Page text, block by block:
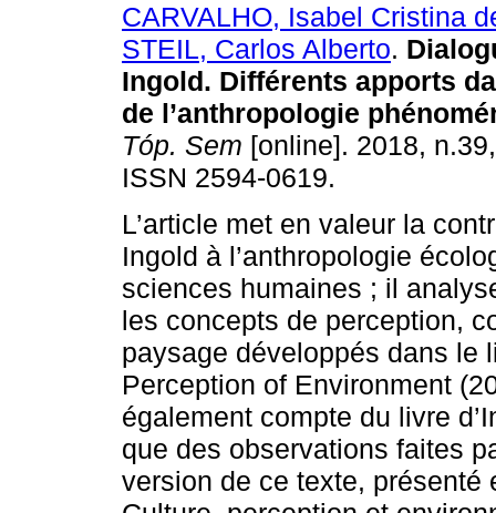
CARVALHO, Isabel Cristina
STEIL, Carlos Alberto.
Ingold. Différents apports
de l’anthropologie
Tóp. Sem [online]. 2018,
ISSN 2594-0619.
L’article met en valeur la
Ingold à l’anthropologie
sciences humaines ; il
les concepts de perception,
paysage développés dans le
Perception of Environment
également compte du livre
que des observations faites
version de ce texte,